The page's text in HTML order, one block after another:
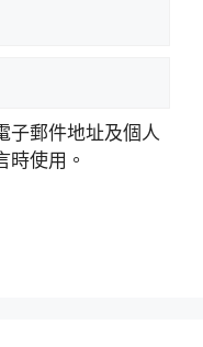
子郵件地址及個人
時使用。